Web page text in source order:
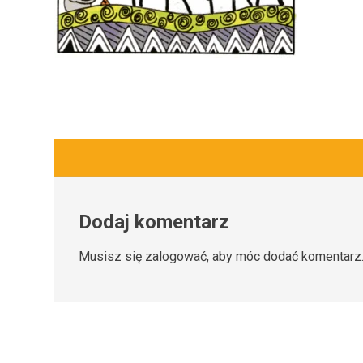
Dodaj komentarz
Musisz się zalogować, aby móc dodać komentarz.